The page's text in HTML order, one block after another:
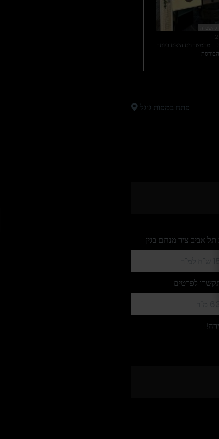
מהמשרדים היפים ביותר
פתח במפות גוגל
תל אביב ציר מנחם בגין
לפרטים